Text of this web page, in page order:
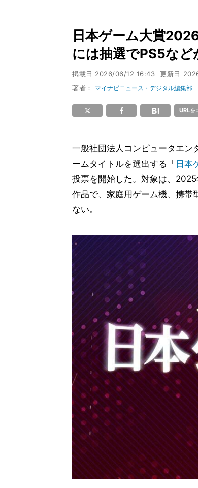
日本ゲーム大賞
には抽選でPS5など
掲載日 2026/06/12 16:43 更新日
著者： マイナビニュース・デジタル編集部
URLを
一般社団法人コンピュータエン
ームタイトルを選出する「 日本
投票を開始した。対象は、
作品で、家庭用ゲーム機、携帯
ない。